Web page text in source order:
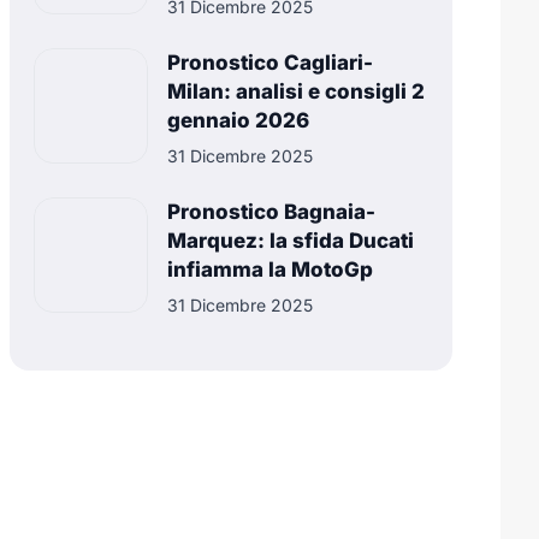
31 Dicembre 2025
Pronostico Cagliari-
Milan: analisi e consigli 2
gennaio 2026
31 Dicembre 2025
Pronostico Bagnaia-
Marquez: la sfida Ducati
infiamma la MotoGp
31 Dicembre 2025